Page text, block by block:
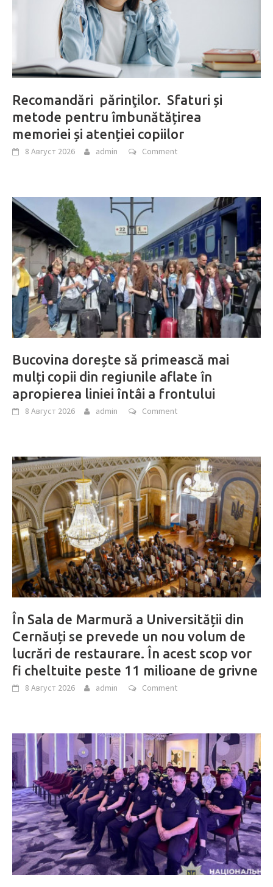
Recomandări părinţilor. Sfaturi și
metode pentru îmbunătățirea
memoriei și atenției copiilor
8 Август 2026 admin Comment
Bucovina dorește să primească mai
mulți copii din regiunile aflate în
apropierea liniei întâi a frontului
8 Август 2026 admin Comment
În Sala de Marmură a Universității din
Cernăuți se prevede un nou volum de
lucrări de restaurare. În acest scop vor
fi cheltuite peste 11 milioane de grivne
8 Август 2026 admin Comment